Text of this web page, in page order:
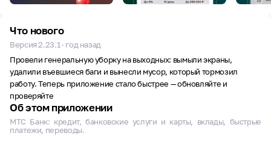
Что нового
Версия 2.23.1 · год назад
Провели генеральную уборку на выходных: вымыли экраны,
удалили въевшиеся баги и вынесли мусор, который тормозил
работу. Теперь приложение стало быстрее — обновляйте и
проверяйте
Об этом приложении
МТС Банк: кредит, банковские услуги и карты, вклады, быстрые
платежи, переводы.